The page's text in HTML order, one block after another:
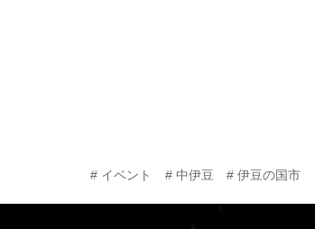
イベント 中伊豆 伊豆の国市